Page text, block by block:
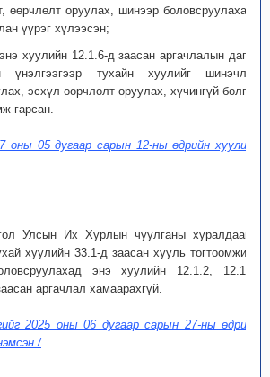
өөрчлөлт оруулах, шинээр боловсруулахаар
үүрэг хүлээсэн;
хуулийн 12.1.6-д заасан аргачлалын дагуу
үнэлгээгээр тухайн хуулийг шинэчлэн
эсхүл өөрчлөлт оруулах, хүчингүй болгох
гарсан.
оны 05 дугаар сарын 12-ны өдрийн хуулиар
Улсын Их Хурлын чуулганы хуралдааны
хуулийн 33.1-д заасан хууль тогтоомжийн
энэ хуулийн 12.1.2, 12.1.3,
аргачлал хамаарахгүй.
2025 оны 06 дугаар сарын 27-ны өдрийн